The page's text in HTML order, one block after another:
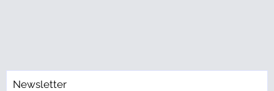
Newsletter